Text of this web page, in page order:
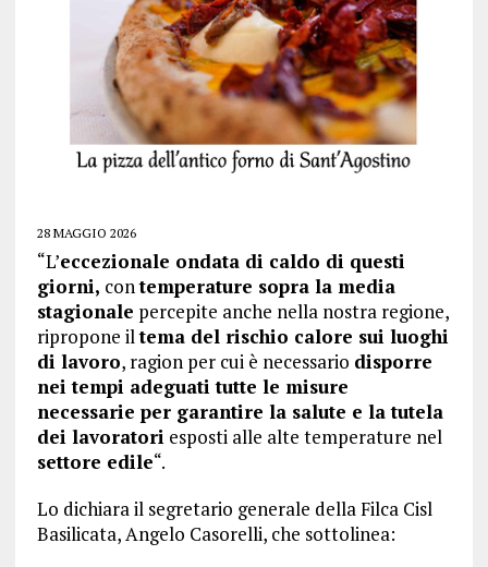
28 MAGGIO 2026
“L’eccezionale ondata di caldo di questi
giorni, contemperature sopra la media
stagionale percepite anche nella nostra regione,
ripropone iltema del rischio calore sui luoghi
di lavoro, ragion per cui è necessario disporre
nei tempi adeguati tutte le misure
necessarie per garantire la salute e la tutela
dei lavoratori esposti alle alte temperature nel
settore edile“.
Lo dichiara il segretario generale della Filca Cisl
Basilicata, Angelo Casorelli, che sottolinea: